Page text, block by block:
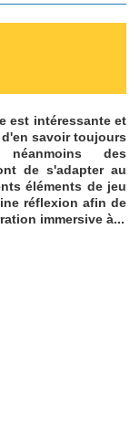
est intéressante et
savoir toujours
des
de s'adapter au
éléments de jeu
réflexion afin de
immersive à...